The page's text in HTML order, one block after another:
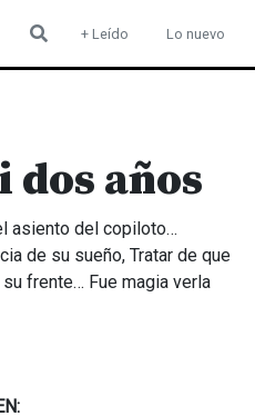
+ Leído Lo nuevo
dos años
asiento del copiloto…
de su sueño, Tratar de que
frente… Fue magia verla